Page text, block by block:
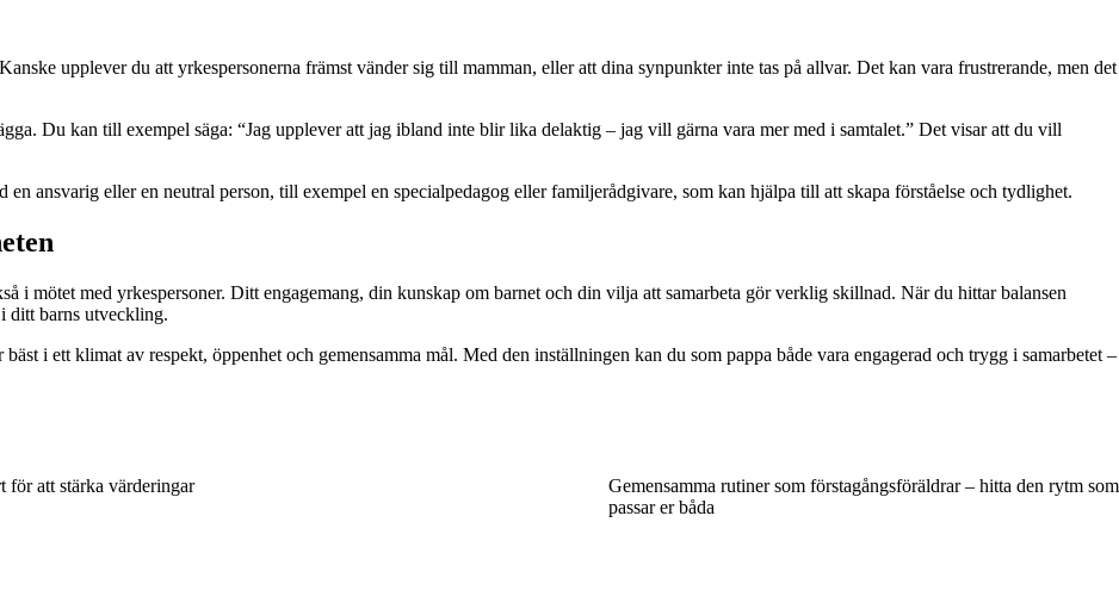
upplever du att yrkespersonerna främst vänder sig till mamman, eller att dina synpunkter inte tas på allvar. Det kan vara frustrerande, men det
Du kan till exempel säga: “Jag upplever att jag ibland inte blir lika delaktig – jag vill gärna vara mer med i samtalet.” Det visar att du vill
en ansvarig eller en neutral person, till exempel en specialpedagog eller familjerådgivare, som kan hjälpa till att skapa förståelse och tydlighet.
i mötet med yrkespersoner. Ditt engagemang, din kunskap om barnet och din vilja att samarbeta gör verklig skillnad. När du hittar balansen
ditt barns utveckling.
i ett klimat av respekt, öppenhet och gemensamma mål. Med den inställningen kan du som pappa både vara engagerad och trygg i samarbetet –
för att stärka värderingar
Gemensamma rutiner som förstagångsföräldrar – hitta den rytm som
passar er båda